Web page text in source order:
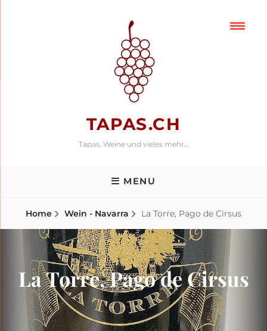
TAPAS.CH
Tapas, Weine und vieles mehr…
MENU
Home Wein - Navarra La Torre, Pago de Cirsus
La Torre, Pago de Cirsus